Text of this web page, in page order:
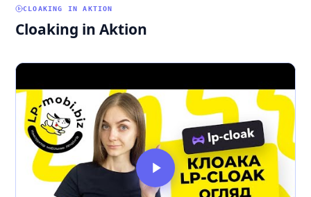
CLOAKING IN AKTION
Cloaking in Aktion